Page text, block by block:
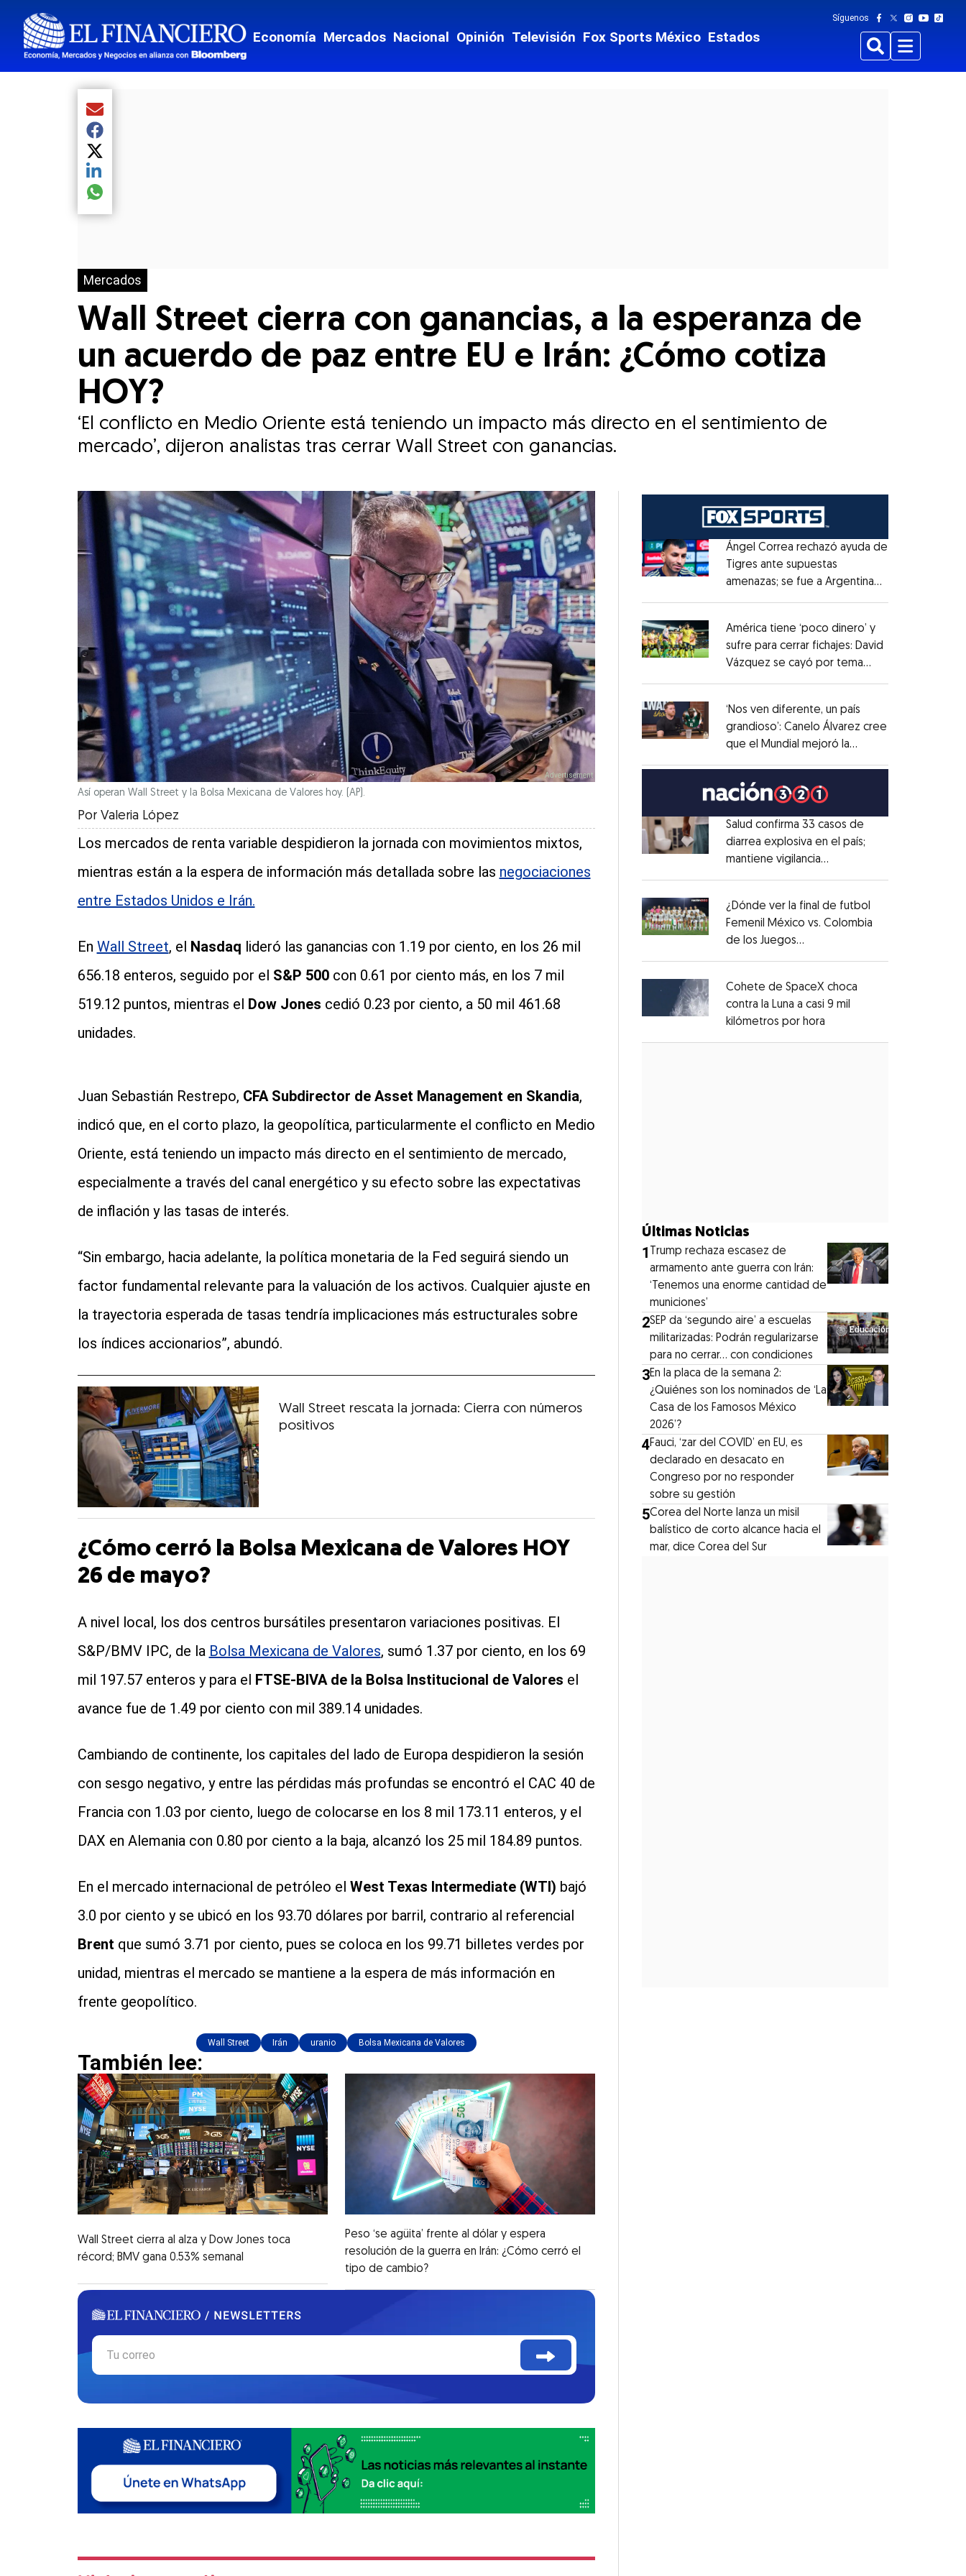
Economía Mercados Nacional Opinión Televisión Fox Sports México Estados
Síguenos
BuscarMenu
Mercados
Wall Street cierra con ganancias, a la esperanza de
un acuerdo de paz entre EU e Irán: ¿Cómo cotiza
HOY?
‘El conflicto en Medio Oriente está teniendo un impacto más directo en el sentimiento de
mercado’, dijeron analistas tras cerrar Wall Street con ganancias.
Compartir el artículo actual mediante Email
Compartir el artículo actual mediante Facebook
Compartir el artículo actual mediante Twitter
Compartir el artículo actual mediante LinkedIn
Compartir el artículo actual mediante global.social-whatsapp
Así operan Wall Street y la Bolsa Mexicana de Valores hoy. (AP).
Por Valeria López
Los mercados de renta variable despidieron la jornada con movimientos mixtos,
mientras están a la espera de información más detallada sobre las negociaciones
entre Estados Unidos e Irán.
En Wall Street, el Nasdaq lideró las ganancias con 1.19 por ciento, en los 26 mil
656.18 enteros, seguido por el S&P 500con 0.61 por ciento más, en los 7 mil
519.12 puntos, mientras el Dow Jones cedió 0.23 por ciento, a 50 mil 461.68
unidades.
Juan Sebastián Restrepo, CFA Subdirector de Asset Management en Skandia,
indicó que, en el corto plazo, la geopolítica, particularmente el conflicto en Medio
Oriente, está teniendo un impacto más directo en el sentimiento de mercado,
especialmente a través del canal energético y su efecto sobre las expectativas
de inflación y las tasas de interés.
“Sin embargo, hacia adelante, la política monetaria de la Fed seguirá siendo un
factor fundamental relevante para la valuación de los activos. Cualquier ajuste en
la trayectoria esperada de tasas tendría implicaciones más estructurales sobre
los índices accionarios”, abundó.
Wall Street rescata la jornada: Cierra con números
positivos
¿Cómo cerró la Bolsa Mexicana de Valores HOY
26 de mayo?
A nivel local, los dos centros bursátiles presentaron variaciones positivas. El
S&P/BMV IPC, de la Bolsa Mexicana de Valores, sumó 1.37 por ciento, en los 69
mil 197.57 enteros y para el FTSE-BIVA de la Bolsa Institucional de Valores el
avance fue de 1.49 por ciento con mil 389.14 unidades.
Cambiando de continente, los capitales del lado de Europa despidieron la sesión
con sesgo negativo, y entre las pérdidas más profundas se encontró el CAC 40 de
Francia con 1.03 por ciento, luego de colocarse en los 8 mil 173.11 enteros, y el
DAX en Alemania con 0.80 por ciento a la baja, alcanzó los 25 mil 184.89 puntos.
En el mercado internacional de petróleo el West Texas Intermediate (WTI) bajó
3.0 por ciento y se ubicó en los 93.70 dólares por barril, contrario al referencial
Brent que sumó 3.71 por ciento, pues se coloca en los 99.71 billetes verdes por
unidad, mientras el mercado se mantiene a la espera de más información en
frente geopolítico.
Wall Street Irán uranio Bolsa Mexicana de Valores
También lee:
Wall Street cierra al alza y Dow Jones toca
récord; BMV gana 0.53% semanal
Peso ‘se agüita’ frente al dólar y espera
resolución de la guerra en Irán: ¿Cómo cerró el
tipo de cambio?
Opens in new window
Ángel Correa rechazó ayuda de
Tigres ante supuestas
amenazas; se fue a Argentina
Opens in new window
América tiene ‘poco dinero’ y
sufre para cerrar fichajes: David
Vázquez se cayó por tema
Opens in new window
‘Nos ven diferente, un país
grandioso’: Canelo Álvarez cree
que el Mundial mejoró la
Opens in new window
Salud confirma 33 casos de
diarrea explosiva en el país;
mantiene vigilancia
Opens in new window
¿Dónde ver la final de futbol
Femenil México vs. Colombia
de los Juegos
Opens in new window
Cohete de SpaceX choca
contra la Luna a casi 9 mil
kilómetros por hora
Últimas Noticias
1
Trump rechaza escasez de
armamento ante guerra con Irán:
‘Tenemos una enorme cantidad de
municiones’
2SEP da ‘segundo aire’ a escuelas
militarizadas: Podrán regularizarse
para no cerrar... con condiciones
3En la placa de la semana 2:
¿Quiénes son los nominados de ‘La
Casa de los Famosos México
2026’?
4Fauci, ‘zar del COVID’ en EU, es
declarado en desacato en
Congreso por no responder
sobre su gestión
5Corea del Norte lanza un misil
balístico de corto alcance hacia el
mar, dice Corea del Sur